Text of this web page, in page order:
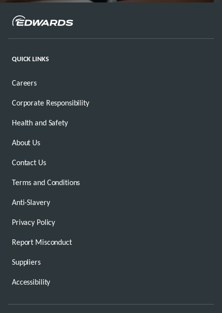
QUICK LINKS
Careers
Corporate Responsibility
Health and Safety
About Us
Contact Us
Terms and Conditions
Anti-Slavery
Privacy Policy
Report Misconduct
Suppliers
Accessibility